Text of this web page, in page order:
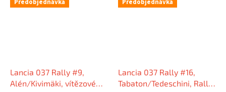
Předobjednávka
Lancia 037 Rally #9,
Alén/Kivimäki, vítězové
Předobjednávka
Lancia 037 Rally #16,
Tabaton/Tedeschini, Rally